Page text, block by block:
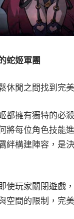
蛇姬軍團
休閒之間找到完
都擁有獨特的必
將每位角色技能
絆構建陣容，是
使玩家關閉遊戲
空間的限制，完